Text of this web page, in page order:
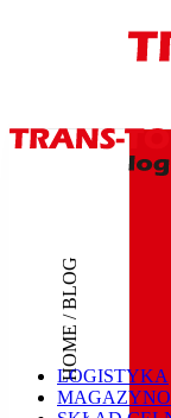
LOGISTYKA
HOME / BLOG